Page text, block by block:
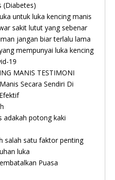
(Diabetes)
untuk luka kencing manis
sakit lutut yang sebenar
jangan biar terlalu lama
mempunyai luka kencing
19
MANIS TESTIMONI
Secara Sendiri Di
adakah potong kaki
salah satu faktor penting
luka
Puasa